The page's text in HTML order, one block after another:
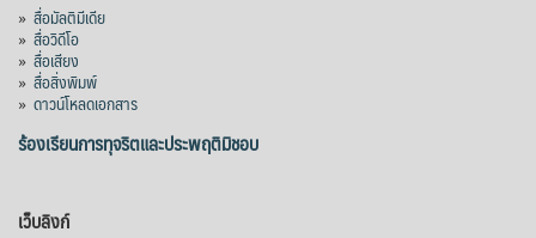
» สื่อมัลติมีเดีย
» สื่อวิดีโอ
» สื่อเสียง
» สื่อสิ่งพิมพ์
» ดาวน์โหลดเอกสาร
ร้องเรียนการทุจริตและประพฤติมิชอบ
เว็บลิงก์